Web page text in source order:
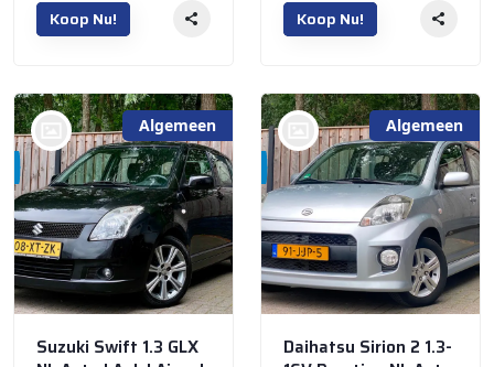
Koop Nu! Koop Nu!
Algemeen
Suzuki Swift 1.3 GLX
Algemeen
Daihatsu Sirion 2 1.3-